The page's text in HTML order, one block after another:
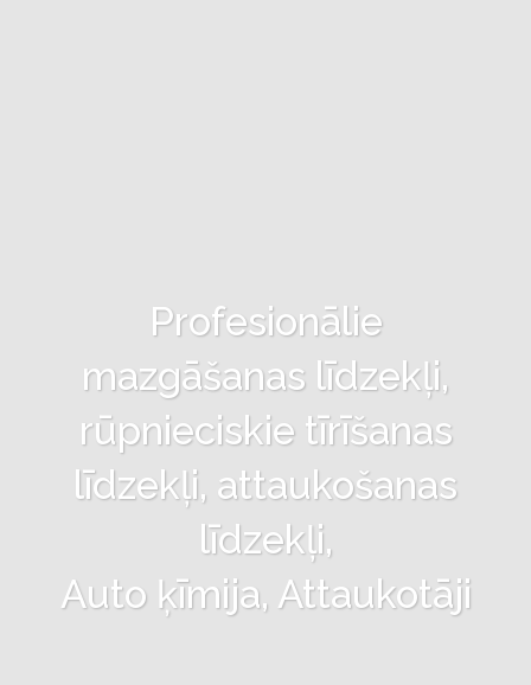
Profesionālie
mazgāšanas līdzekļi,
rūpnieciskie tīrīšanas
līdzekļi, attaukošanas
līdzekļi,
Auto ķīmija, Attaukotāji